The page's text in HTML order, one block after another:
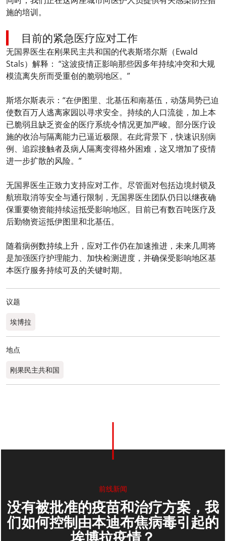
施的培训。
目前的紧急医疗应对工作
无国界医生在刚果民主共和国的代表斯塔尔斯（Ewald
Stals）解释： “这波疫情正影响那些因多年持续冲突和大规
模流离失所而受重创的脆弱地区。”
斯塔尔斯表示：“在伊图里、北基伍和南基伍，动荡局势已迫
使数百万人逃离家园以寻求安全。持续的人口流徙，加上本
已脆弱且缺乏资金的医疗系统令情况更加严峻。部分医疗设
施的收治与隔离能力已逼近极限。在此背景下，快速识别病
例、追踪接触者及病人隔离变得格外困难，这又增加了疫情
进一步扩散的风险。”
无国界医生正致力支持应对工作。尽管面对包括边境封锁及
航班取消等安全与通行限制，无国界医生团队仍日以继夜确
保重要物资能持续运抵受影响地区。目前已有数百吨医疗及
后勤物资运抵伊图里和北基伍。
随着病例数持续上升，应对工作仍在加速推进，未来几周将
是加强医疗护理能力、加快检测进度，并确保受影响地区基
本医疗服务持续可及的关键时期。
议题
埃博拉
地点
刚果民主共和国
前线新闻
没有被批准的疫苗和治疗方案，我
们如何控制由本迪布焦病毒引起的